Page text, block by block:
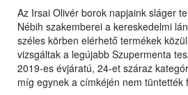
Az Irsai Olivér borok napjaink sláger
Nébih szakemberei a kereskedelmi
széles körben elérhető termékek
vizsgáltak a legújabb Szupermenta
2019-es évjáratú, 24-et száraz
míg egynek a címkéjén nem tüntették